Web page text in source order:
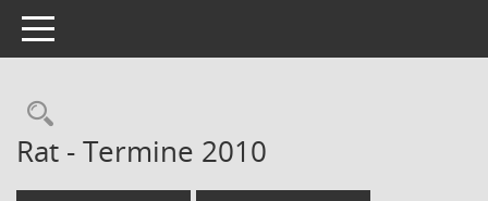
Toggle navigation
Rechercheauswahl
Rat - Termine 2010